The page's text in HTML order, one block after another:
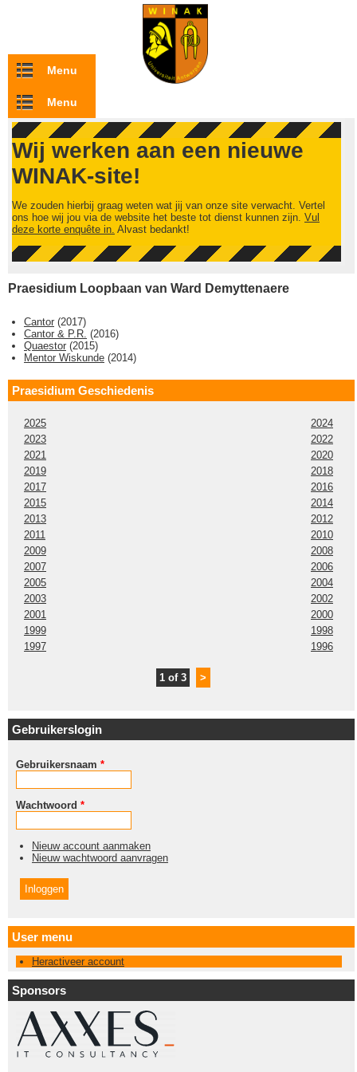
Overslaan en naar de inhoud gaan
Menu
Menu
Wij werken aan een nieuwe
WINAK-site!
We zouden hierbij graag weten wat jij van onze site verwacht. Vertel
ons hoe wij jou via de website het beste tot dienst kunnen zijn. Vul
deze korte enquête in. Alvast bedankt!
Praesidium Loopbaan van Ward Demyttenaere
Cantor (2017)
Cantor & P.R. (2016)
Quaestor (2015)
Mentor Wiskunde (2014)
Praesidium Geschiedenis
2025
2024
2023
2022
2021
2020
2019
2018
2017
2016
2015
2014
2013
2012
2011
2010
2009
2008
2007
2006
2005
2004
2003
2002
2001
2000
1999
1998
1997
1996
1 of 3 >
Gebruikerslogin
Gebruikersnaam *
Wachtwoord *
Nieuw account aanmaken
Nieuw wachtwoord aanvragen
User menu
Heractiveer account
Sponsors